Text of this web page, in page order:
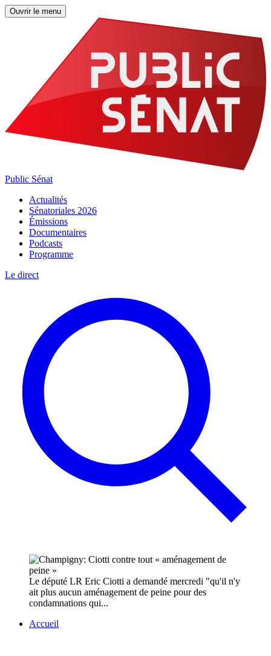
Ouvrir le menu
Public Sénat
Actualités
Sénatoriales 2026
Émissions
Documentaires
Podcasts
Programme
Le direct
Le député LR Eric Ciotti a demandé mercredi "qu'il n'y
ait plus aucun aménagement de peine pour des
condamnations qui...
Accueil